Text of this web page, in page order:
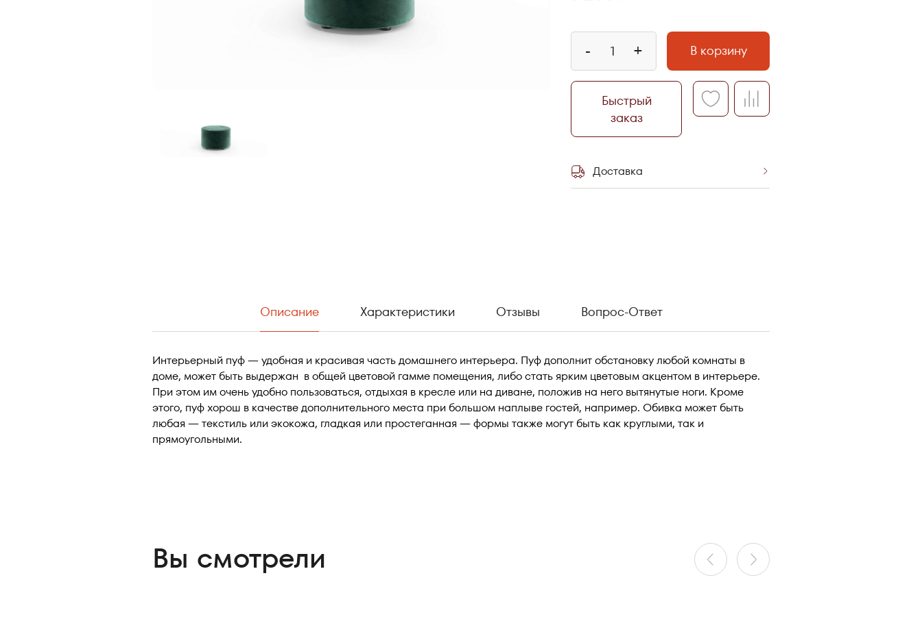
- + В корзину
Быстрый
заказ
Доставка
Описание Характеристики Отзывы Вопрос-Ответ
Интерьерный пуф — удобная и красивая часть домашнего интерьера. Пуф дополнит обстановку любой комнаты в
доме, может быть выдержан в общей цветовой гамме помещения, либо стать ярким цветовым акцентом в интерьере.
При этом им очень удобно пользоваться, отдыхая в кресле или на диване, положив на него вытянутые ноги. Кроме
этого, пуф хорош в качестве дополнительного места при большом наплыве гостей, например. Обивка может быть
любая — текстиль или экокожа, гладкая или простеганная — формы также могут быть как круглыми, так и
прямоугольными.
Вы смотрели